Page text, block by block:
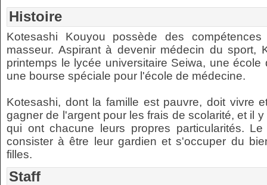
Histoire
Kotesashi Kouyou possède des
masseur. Aspirant à devenir médecin du sport,
printemps le lycée universitaire Seiwa, une
une bourse spéciale pour l'école de médecine.
Kotesashi, dont la famille est pauvre, doit vivre
gagner de l'argent pour les frais de scolarité, et il
qui ont chacune leurs propres particularités.
consister à être leur gardien et s'occuper du
filles.
Staff